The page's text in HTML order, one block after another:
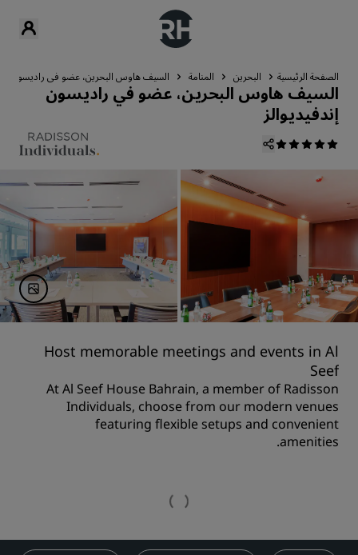
الصفحة الرئيسية البحرين المنامة السيف هاوس البحرين، عضو في راديسون
السيف هاوس البحرين، عضو في راديسون
إندفيديوالز
Host memorable meetings and events in Al
Seef
At Al Seef House Bahrain, a member of Radisson
Individuals, choose from our modern venues
featuring flexible setups and convenient
amenities.